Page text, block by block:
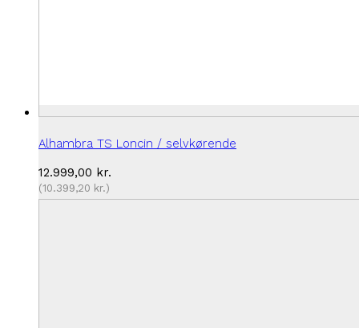
Alhambra TS Loncin / selvkørende
12.999,00 kr.
(10.399,20 kr.)